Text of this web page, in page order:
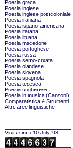
Poesia greca
Poesia inglese
Poesia inglese postcoloniale
Poesia iraniana
Poesia ispano-americana
Poesia italiana
Poesia lituana
Poesia macedone
Poesia portoghese
Poesia russa
Poesia serbo-croata
Poesia olandese
Poesia slovena
Poesia spagnola
Poesia tedesca
Poesia ungherese
Poesia in musica (Canzoni)
Comparatistica & Strumenti
Altre aree linguistiche
Visits since 10 July '98